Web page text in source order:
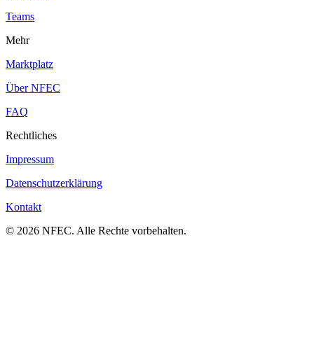
Teams
Mehr
Marktplatz
Über NFEC
FAQ
Rechtliches
Impressum
Datenschutzerklärung
Kontakt
© 2026 NFEC. Alle Rechte vorbehalten.